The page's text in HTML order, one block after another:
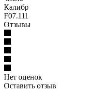
Калибр
F07.111
Отзывы
Нет оценок
Оставить отзыв